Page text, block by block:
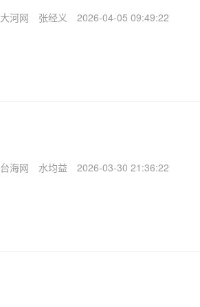
大河网 张经义 2026-04-05 09:49:22
台海网 水均益 2026-03-30 21:36:22